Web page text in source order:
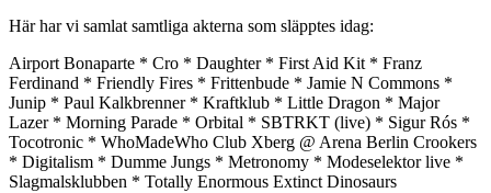
Här har vi samlat samtliga akterna som släpptes idag:
Airport Bonaparte * Cro * Daughter * First Aid Kit * Franz
Ferdinand * Friendly Fires * Frittenbude * Jamie N Commons *
Junip * Paul Kalkbrenner * Kraftklub * Little Dragon * Major
Lazer * Morning Parade * Orbital * SBTRKT (live) * Sigur Rós *
Tocotronic * WhoMadeWho Club Xberg @ Arena Berlin Crookers
* Digitalism * Dumme Jungs * Metronomy * Modeselektor live *
Slagmalsklubben * Totally Enormous Extinct Dinosaurs